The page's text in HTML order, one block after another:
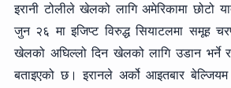
इरानी टोलीले खेलको लागि अमेरिकामा छोटो
जुन २६ मा इजिप्ट विरुद्ध सियाटलमा समूह
खेलको अघिल्लो दिन खेलको लागि उडान भर्ने
बताइएको छ। इरानले अर्को आइतबार बेल्जियम